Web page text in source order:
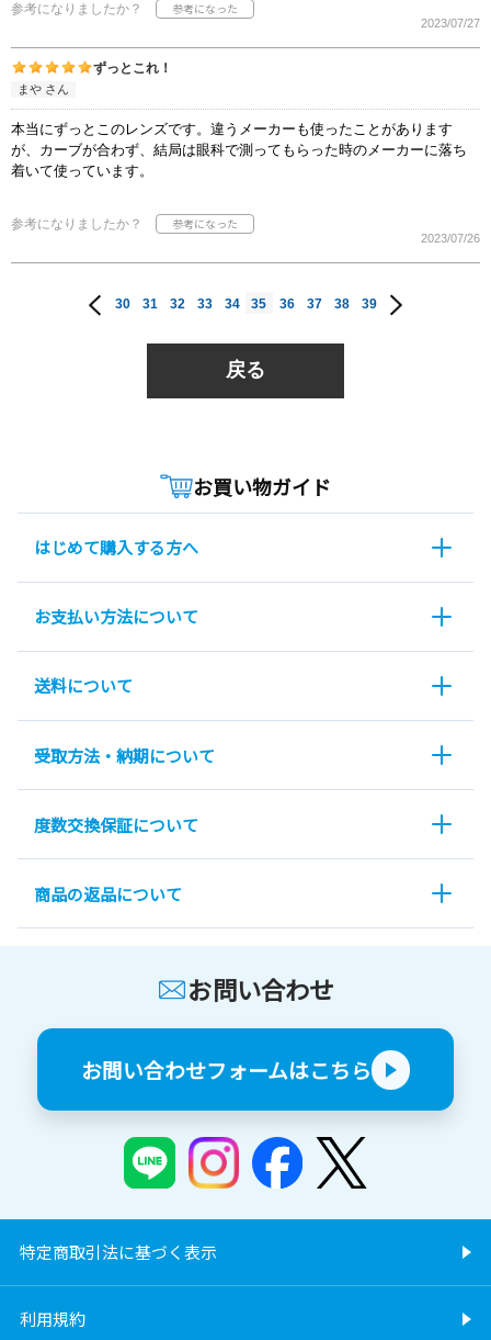
参考になりましたか？
2023/07/27
ずっとこれ！
まや さん
本当にずっとこのレンズです。違うメーカーも使ったことがあります
が、カーブが合わず、結局は眼科で測ってもらった時のメーカーに落ち
着いて使っています。
参考になりましたか？
2023/07/26
30 31 32 33 34 35 36 37 38 39
戻る
お買い物ガイド
はじめて購入する方へ
お支払い方法について
送料について
受取方法・納期について
度数交換保証について
商品の返品について
お問い合わせ
お問い合わせフォームはこちら
特定商取引法に基づく表示
利用規約